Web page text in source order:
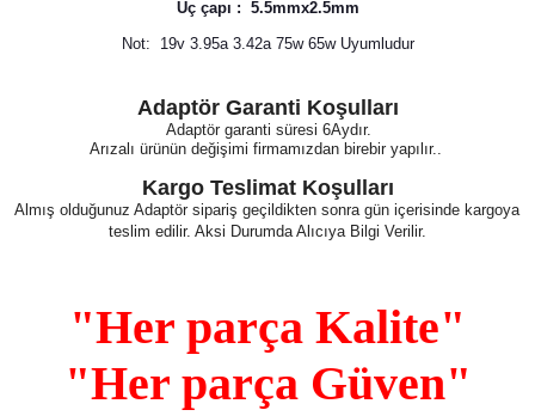
Uç çapı : 5.5mmx2.5mm
Not: 19v 3.95a 3.42a 75w 65w Uyumludur
Adaptör Garanti Koşulları
Adaptör garanti süresi 6Aydır.
Arızalı ürünün değişimi firmamızdan birebir yapılır..
Kargo Teslimat Koşulları
Almış olduğunuz Adaptör sipariş geçildikten sonra gün içerisinde kargoya
teslim edilir. Aksi Durumda Alıcıya Bilgi Verilir.
"Her parça Kalite"
"Her parça Güven"